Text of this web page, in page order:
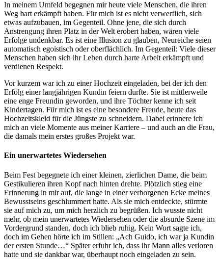
In meinem Umfeld begegnen mir heute viele Menschen, die ihren
Weg hart erkämpft haben. Für mich ist es nicht verwerflich, sich
etwas aufzubauen, im Gegenteil. Ohne jene, die sich durch
Anstrengung ihren Platz in der Welt erobert haben, wären viele
Erfolge undenkbar. Es ist eine Illusion zu glauben, Neureiche seien
automatisch egoistisch oder oberflächlich. Im Gegenteil: Viele dieser
Menschen haben sich ihr Leben durch harte Arbeit erkämpft und
verdienen Respekt.
Vor kurzem war ich zu einer Hochzeit eingeladen, bei der ich den
Erfolg einer langjährigen Kundin feiern durfte. Sie ist mittlerweile
eine enge Freundin geworden, und ihre Töchter kenne ich seit
Kindertagen. Für mich ist es eine besondere Freude, heute das
Hochzeitskleid für die Jüngste zu schneidern. Dabei erinnere ich
mich an viele Momente aus meiner Karriere – und auch an die Frau,
die damals mein erstes großes Projekt war.
Ein unerwartetes Wiedersehen
Beim Fest begegnete ich einer kleinen, zierlichen Dame, die beim
Gestikulieren ihren Kopf nach hinten drehte. Plötzlich stieg eine
Erinnerung in mir auf, die lange in einer verborgenen Ecke meines
Bewusstseins geschlummert hatte. Als sie mich entdeckte, stürmte
sie auf mich zu, um mich herzlich zu begrüßen. Ich wusste nicht
mehr, ob mein unerwartetes Wiedersehen oder die absurde Szene im
Vordergrund standen, doch ich blieb ruhig. Kein Wort sagte ich,
doch im Gehen hörte ich im Stillen: „Ach Guido, ich war ja Kundin
der ersten Stunde…“ Später erfuhr ich, dass ihr Mann alles verloren
hatte und sie dankbar war, überhaupt noch eingeladen zu sein.